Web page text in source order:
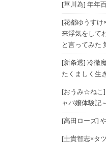
[草川為] 年年
[花都ゆうすけ
来浮気をして
と言ってみた
[新条透] 冷徹
たくましく生
[おうみ☆ねこ]
ャバ嬢体験記
[高田ローズ]
[士貴智志×タ